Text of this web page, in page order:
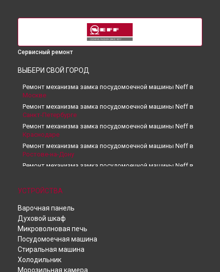
Сервисный ремонт
ВЫБЕРИ СВОЙ ГОРОД
Ремонт механизма замка посудомоечной машины Neff в
Москве
Ремонт механизма замка посудомоечной машины Neff в
Санкт-Петербурге
Ремонт механизма замка посудомоечной машины Neff в
Краснодаре
Ремонт механизма замка посудомоечной машины Neff в
Ростове-на-Дону
Ремонт механизма замка посудомоечной машины Neff в
Ремонт механизма замка посудомоечной машины Neff в
Новосибирске
Ремонт механизма замка посудомоечной машины Neff в
Челябинске
Ремонт механизма замка посудомоечной машины Neff в
Екатеринбурге
Ремонт механизма замка посудомоечной машины Neff в
Казани
Ремонт механизма замка посудомоечной машины Neff в
УСТРОЙСТВА
Варочная панель
Духовой шкаф
Микроволновая печь
Посудомоечная машина
Стиральная машина
Холодильник
Морозильная камера